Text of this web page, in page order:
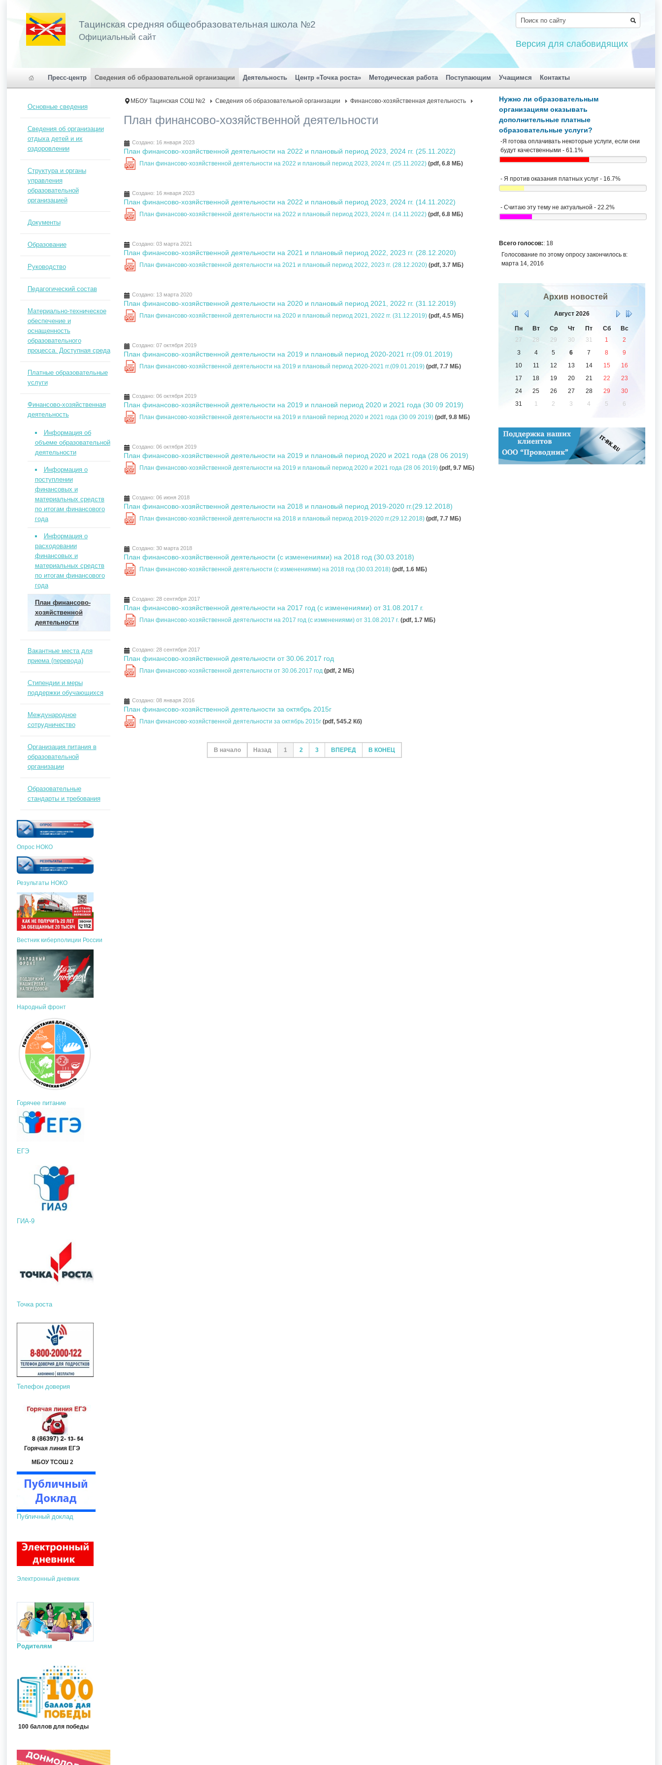
Тацинская средняя общеобразовательная школа №2
Официальный сайт
Версия для слабовидящих
Пресс-центр Сведения об образовательной организации Деятельность Центр «Точка роста» Методическая работа Поступающим Учащимся Контакты
МБОУ Тацинская СОШ №2 Сведения об образовательной организации Финансово-хозяйственная деятельность
План финансово-хозяйственной деятельности
Создано: 16 января 2023
План финансово-хозяйственной деятельности на 2022 и плановый период 2023, 2024 гг. (25.11.2022)
PDF План финансово-хозяйственной деятельности на 2022 и плановый период 2023, 2024 гг. (25.11.2022) (pdf, 6.8 MБ)
Создано: 16 января 2023
План финансово-хозяйственной деятельности на 2022 и плановый период 2023, 2024 гг. (14.11.2022)
PDF План финансово-хозяйственной деятельности на 2022 и плановый период 2023, 2024 гг. (14.11.2022) (pdf, 6.8 MБ)
Создано: 03 марта 2021
План финансово-хозяйственной деятельности на 2021 и плановый период 2022, 2023 гг. (28.12.2020)
PDF План финансово-хозяйственной деятельности на 2021 и плановый период 2022, 2023 гг. (28.12.2020) (pdf, 3.7 MБ)
Создано: 13 марта 2020
План финансово-хозяйственной деятельности на 2020 и плановый период 2021, 2022 гг. (31.12.2019)
PDF План финансово-хозяйственной деятельности на 2020 и плановый период 2021, 2022 гг. (31.12.2019) (pdf, 4.5 MБ)
Создано: 07 октября 2019
План финансово-хозяйственной деятельности на 2019 и плановый период 2020-2021 гг.(09.01.2019)
PDF План финансово-хозяйственной деятельности на 2019 и плановый период 2020-2021 гг.(09.01.2019) (pdf, 7.7 MБ)
Создано: 06 октября 2019
План финансово-хозяйственной деятельности на 2019 и плановй период 2020 и 2021 года (30 09 2019)
PDF План финансово-хозяйственной деятельности на 2019 и плановй период 2020 и 2021 года (30 09 2019) (pdf, 9.8 MБ)
Создано: 06 октября 2019
План финансово-хозяйственной деятельности на 2019 и плановый период 2020 и 2021 года (28 06 2019)
PDF План финансово-хозяйственной деятельности на 2019 и плановый период 2020 и 2021 года (28 06 2019) (pdf, 9.7 MБ)
Создано: 06 июня 2018
План финансово-хозяйственной деятельности на 2018 и плановый период 2019-2020 гг.(29.12.2018)
PDF План финансово-хозяйственной деятельности на 2018 и плановый период 2019-2020 гг.(29.12.2018) (pdf, 7.7 MБ)
Создано: 30 марта 2018
План финансово-хозяйственной деятельности (с изменениями) на 2018 год (30.03.2018)
PDF План финансово-хозяйственной деятельности (с изменениями) на 2018 год (30.03.2018) (pdf, 1.6 MБ)
Создано: 28 сентября 2017
План финансово-хозяйственной деятельности на 2017 год (с изменениями) от 31.08.2017 г.
PDF План финансово-хозяйственной деятельности на 2017 год (с изменениями) от 31.08.2017 г. (pdf, 1.7 MБ)
Создано: 28 сентября 2017
План финансово-хозяйственной деятельности от 30.06.2017 год
PDF План финансово-хозяйственной деятельности от 30.06.2017 год (pdf, 2 MБ)
Создано: 08 января 2016
План финансово-хозяйственной деятельности за октябрь 2015г
PDF План финансово-хозяйственной деятельности за октябрь 2015г (pdf, 545.2 Кб)
В начало Назад 1 2 3 ВПЕРЕД В КОНЕЦ
Основные сведения
Сведения об организации
отдыха детей и их
оздоровлении
Структура и органы
управления
образовательной
организацией
Документы
Образование
Руководство
Педагогический состав
Материально-техническое
обеспечение и
оснащенность
образовательного
процесса. Доступная среда
Платные образовательные
услуги
Финансово-хозяйственная
деятельность
Информация об
объеме образовательной
деятельности
Информация о
поступлении
финансовых и
материальных средств
по итогам финансового
года
Информация о
расходовании
финансовых и
материальных средств
по итогам финансового
года
План финансово-
хозяйственной
деятельности
Вакантные места для
приема (перевода)
Стипендии и меры
поддержки обучающихся
Международное
сотрудничество
Организация питания в
образовательной
организации
Образовательные
стандарты и требования
Опрос НОКО
Результаты НОКО
Вестник киберполиции России
Народный фронт
Горячее питание
ЕГЭ
ГИА-9
Точка роста
Телефон доверия
Горячая линия ЕГЭ
МБОУ ТСОШ 2
Публичный доклад
Электронный дневник
Родителям
100 баллов для победы
Нужно ли образовательным
организациям оказывать
дополнительные платные
образовательные услуги?
-Я готова оплачивать некоторые услуги, если они
будут качественными - 61.1%
- Я против оказания платных услуг - 16.7%
- Считаю эту тему не актуальной - 22.2%
Всего голосов:: 18
Голосование по этому опросу закончилось в:
марта 14, 2016
Архив новостей
Август 2026
Пн Вт Ср Чт Пт Сб
Вс
27
28 29 30 31 1
2
3
4 5 6 7 8
9
10
11 12 13 14 15
16
17
18 19 20 21 22
23
24
25 26 27 28 29
30
31
1 2 3 4 5 6